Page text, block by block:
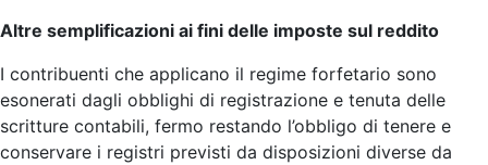
Altre semplificazioni ai fini delle imposte sul reddito
I contribuenti che applicano il regime forfetario sono
esonerati dagli obblighi di registrazione e tenuta delle
scritture contabili, fermo restando l’obbligo di tenere e
conservare i registri previsti da disposizioni diverse da